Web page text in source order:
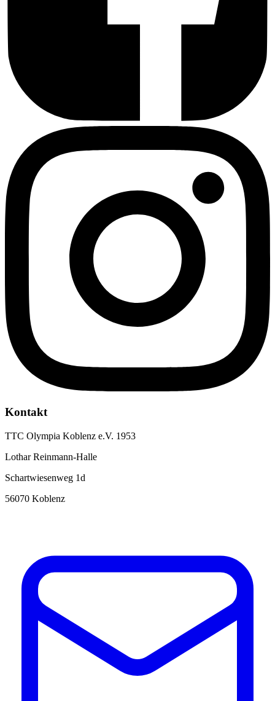
Kontakt
TTC Olympia Koblenz e.V. 1953
Lothar Reinmann-Halle
Schartwiesenweg 1d
56070 Koblenz